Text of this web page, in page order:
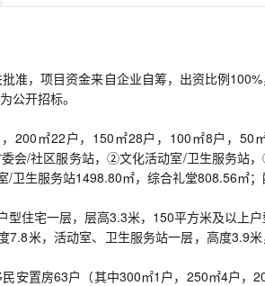
准，项目资金来自企业自筹，出资比例100%
公开招标。
200㎡22户，150㎡28户，100㎡8户，50
会/社区服务站，②文化活动室/卫生服务站
/卫生服务站1498.80㎡，综合礼堂808.56㎡
住宅一层，层高3.3米，150平方米及以上户
米，活动室、卫生服务站一层，高度3.9米
安置房63户（其中300㎡1户，250㎡4户，